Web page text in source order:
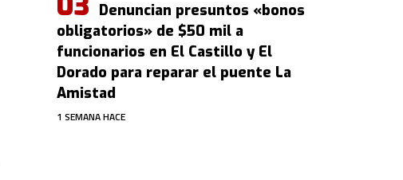
Denuncian presuntos «bonos
obligatorios» de $50 mil a
funcionarios en El Castillo y El
Dorado para reparar el puente La
Amistad
1 SEMANA HACE